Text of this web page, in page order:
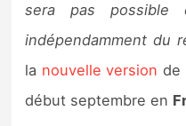
sera pas possible
indépendamment du
la nouvelle version de
début septembre en